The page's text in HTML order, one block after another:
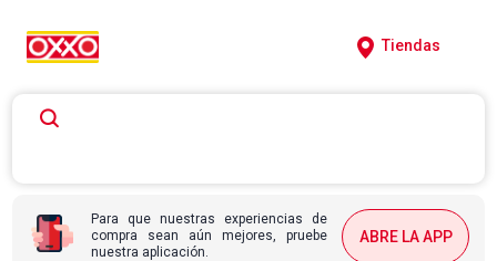
Tiendas
Para que nuestras experiencias de
compra sean aún mejores, pruebe
nuestra aplicación.
ABRE LA APP